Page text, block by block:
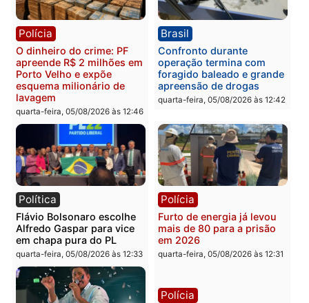
Polícia
Homem é preso após
furtar peça de picanha e
reagir a seguranças em
supermercado
quinta-feira, 06/08/2026 às 08:56
Política
Jônatas França é
na convenção e
confirmado candidato a
deputado federal pelo
quarta-feira, 05/08/2026 às
Brasil
TCE reúne candidatos ao
Governo e apresenta
diagnóstico que pode
mudar os rumos de
Política
Violência domina o
eleitoral e segurança vira
candidatos ao Governo